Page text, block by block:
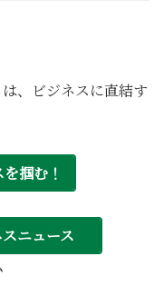
、ビジネスに直結す
掴む！
ニュース